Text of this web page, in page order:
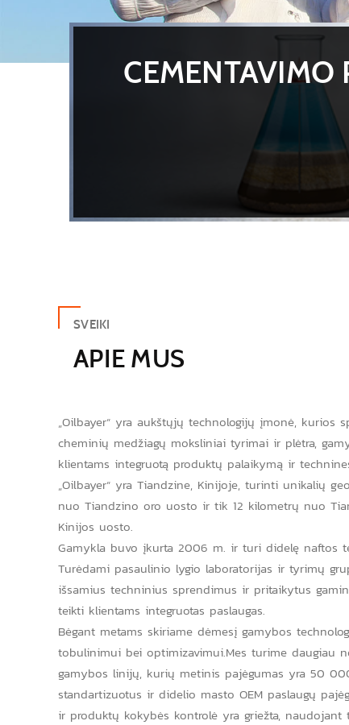
CEMENTAVIMO
SVEIKI
APIE MUS
„Oilbayer“ yra aukštųjų technologijų įmonė, kurios
cheminių medžiagų moksliniai tyrimai ir plėtra,
klientams integruotą produktų palaikymą ir
„Oilbayer“ yra Tiandzine, Kinijoje, turinti unikalių
nuo Tiandzino oro uosto ir tik 12 kilometrų nuo
Kinijos uosto.
Gamykla buvo įkurta 2006 m. ir turi didelę naftos
Turėdami pasaulinio lygio laboratorijas ir tyrimų
išsamius techninius sprendimus ir pritaikytus
teikti klientams integruotas paslaugas.
Bėgant metams skiriame dėmesį gamybos
tobulinimui bei optimizavimui.Mes turime daugiau
gamybos linijų, kurių metinis pajėgumas yra 50
standartizuotus ir didelio masto OEM paslaugų
ir produktų kokybės kontrolė yra griežta, naudojant